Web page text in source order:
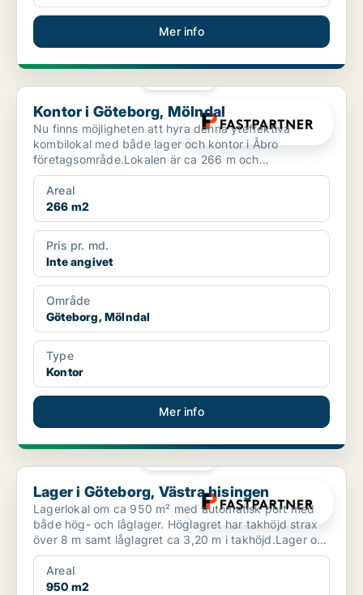
Mer info
Kontor i Göteborg, Mölndal
Kontor i Göteborg, Mölndal
Nu finns möjligheten att hyra denna yteffektiva
kombilokal med både lager och kontor i Åbro
företagsområde.Lokalen är ca 266 m och
fönstersättningen i lokale...
Areal
266 m2
Pris pr. md.
Inte angivet
Område
Göteborg, Mölndal
Type
Kontor
Mer info
Lager i Göteborg, Västra hisingen
Lager i Göteborg, Västra hisingen
Lagerlokal om ca 950 m² med automatisk port med
både hög- och låglager. Höglagret har takhöjd strax
över 8 m samt låglagret ca 3,20 m i takhöjd.Lager om
ca 9...
Areal
950 m2